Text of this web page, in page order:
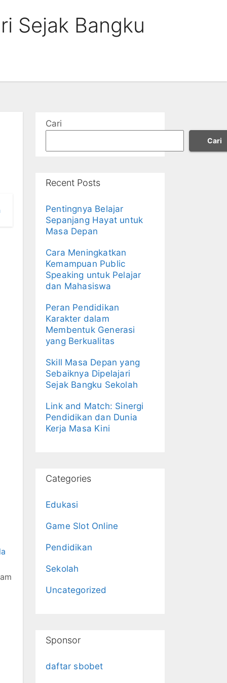
Sejak Bangku
Cari
Cari
Recent Posts
Pentingnya Belajar
Sepanjang Hayat untuk
Masa Depan
Cara Meningkatkan
Kemampuan Public
Speaking untuk Pelajar
dan Mahasiswa
Peran Pendidikan
Karakter dalam
Membentuk Generasi
yang Berkualitas
Skill Masa Depan yang
Sebaiknya Dipelajari
Sejak Bangku Sekolah
Link and Match: Sinergi
Pendidikan dan Dunia
Kerja Masa Kini
Categories
Edukasi
Game Slot Online
Pendidikan
Sekolah
Uncategorized
Sponsor
daftar sbobet